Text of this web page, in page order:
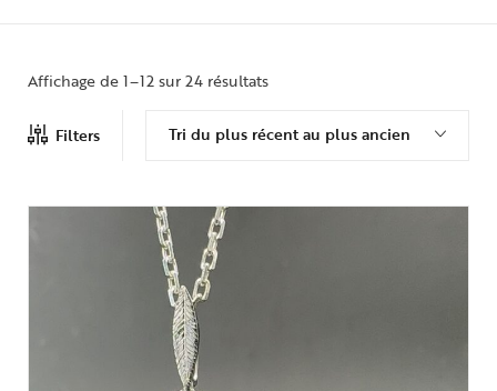
Affichage de 1–12 sur 24 résultats
Filters Tri du plus récent au plus ancien